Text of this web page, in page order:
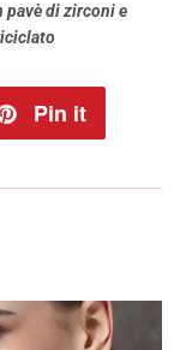
di zirconi e
Pin it